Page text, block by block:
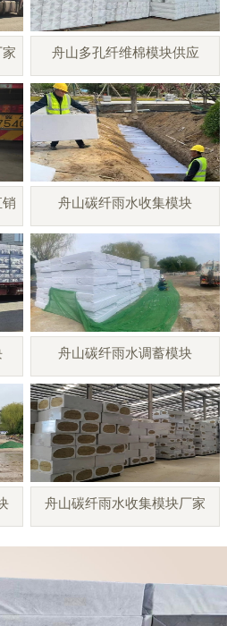
舟山多孔纤维棉模块供应
舟山碳纤雨水收集模块
舟山碳纤雨水调蓄模块
舟山碳纤雨水收集模块厂家